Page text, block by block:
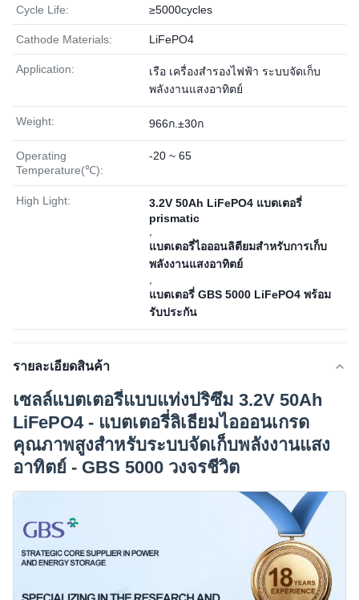
Cycle Life: ≥5000cycles
Cathode Materials: LiFePO4
Application:
เรือ เครื่องสำรองไฟฟ้า ระบบจัดเก็บ
พลังงานแสงอาทิตย์
Weight: 966ก.±30ก
Operating
Temperature(℃):
-20 ~ 65
High Light:
3.2V 50Ah LiFePO4 แบตเตอรี่
prismatic
แบตเตอรี่ไอออนลิตียมสําหรับการเก็บ
พลังงานแสงอาทิตย์
แบตเตอรี่ GBS 5000 LiFePO4 พร้อม
รับประกัน
รายละเอียดสินค้า
เซลล์แบตเตอรี่แบบแท่งปริซึม 3.2V 50Ah
LiFePO4 - แบตเตอรี่ลิเธียมไอออนเกรด
คุณภาพสูงสำหรับระบบจัดเก็บพลังงานแสง
อาทิตย์ - GBS 5000 วงจรชีวิต